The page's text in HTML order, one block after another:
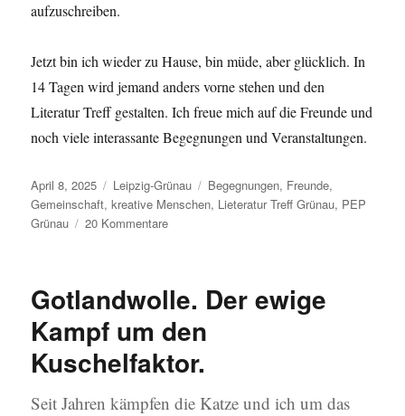
aufzuschreiben.
Jetzt bin ich wieder zu Hause, bin müde, aber glücklich. In
14 Tagen wird jemand anders vorne stehen und den
Literatur Treff gestalten. Ich freue mich auf die Freunde und
noch viele interassante Begegnungen und Veranstaltungen.
Veröffentlicht
am
April 8, 2025 Kategorien
Leipzig-Grünau Schlagwörter
Begegnungen, Freunde,
Gemeinschaft,kreative Menschen, Lieteratur Treff Grünau, PEP
Grünau
20 Kommentarezu
erzählt
Gotlandwolle. Der ewige
Kampf um den
Kuschelfaktor.
Seit Jahren kämpfen die Katze und ich um das